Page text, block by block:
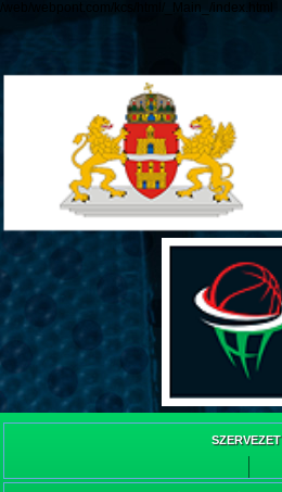
/web/webpont.com/kcs/html/_Main_/index.html
SZERVEZET